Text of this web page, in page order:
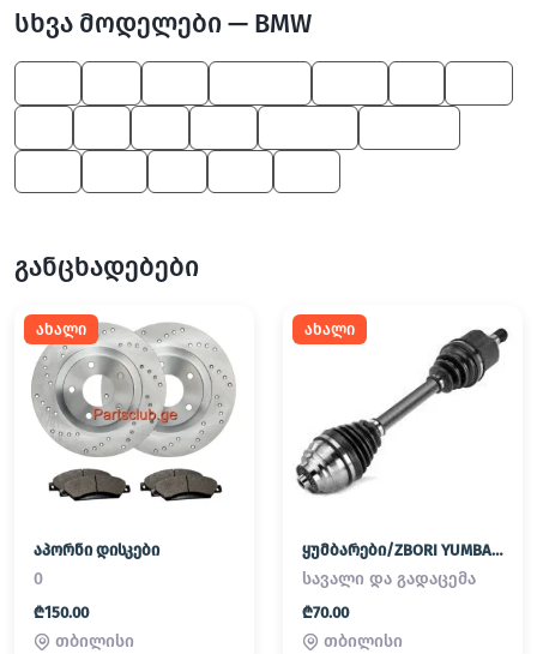
სხვა მოდელები — BMW
განცხადებები
ახალი
აპორნი დისკები
0
₾150.00
თბილისი
ახალი
ყუმბარები/ZBORI YUMBAREBI
სავალი და გადაცემა
₾70.00
თბილისი